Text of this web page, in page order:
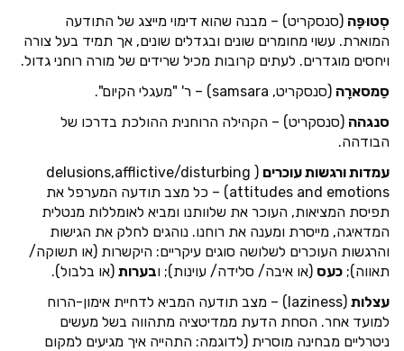
סְטוּפָּה (סנסקריט) – מבנה שהוא דימוי מייצג של התודעה
המוארת. עשוי מחומרים שונים ובגדלים שונים, אך תמיד בעל צורה
ויחסים מוגדרים. לעתים קרובות מכיל שרידים של מורה רוחני גדול.
סַמסארָה (סנסקריט, samsara) – ר' "מעגלי הקיום".
סנגהה (סנסקריט) – הקהילה הרוחנית ההולכת בדרכו של
הבודהה.
עמדות ורגשות עוכרים
( delusions,afflictive/disturbing
attitudes and emotions) – כל מצב תודעה המערפל את
תפיסת המציאות, העוכר את שלוותנו ומביא לאומללות מנטלית
המדאיגה, מייסרת ומענה את רוחנו. נוהגים לחלק את הגישות
והרגשות העוכרים לשלושה סוגים עיקריים: היקשרות (או תשוקה/
תאווה); כעס (או איבה/ סלידה/ עוינות); ובערות(או בלבול).
עצלות
(laziness) – מצב תודעה המביא לדחיית אימון-הרוח
למועד אחר. הסחת הדעת ממדיטציה מתהווה בשל מעשים
ניטרליים מבחינה מוסרית (לדוגמה: התהייה איך מגיעים למקום